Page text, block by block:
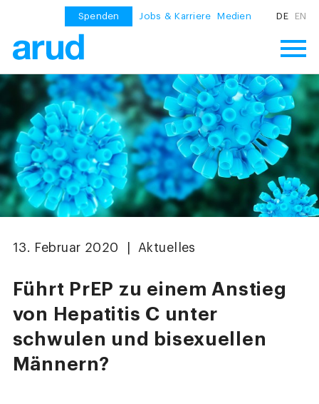
Spenden Jobs & Karriere Medien DE EN
13. Februar 2020 | Aktuelles
Führt PrEP zu einem Anstieg
von Hepatitis C unter
schwulen und bisexuellen
Männern?